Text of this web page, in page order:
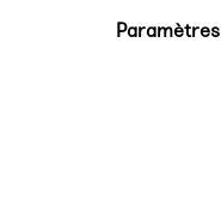
Paramètres